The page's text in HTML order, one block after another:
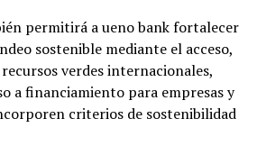
permitirá a ueno bank fortalecer
sostenible mediante el acceso,
verdes internacionales,
a financiamiento para empresas y
criterios de sostenibilidad